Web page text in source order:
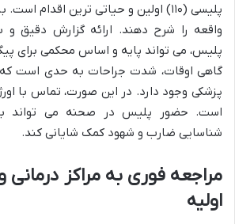
پلیسی (۱۱۰) اولین و حیاتی ترین اقدام
واقعه را شرح دهند. ارائه گزارش دقیق
پلیس، می تواند پایه و اساس محکمی برای
گاهی اوقات، شدت جراحات به حدی است که
است. حضور پلیس در صحنه می تواند
شناسایی ضارب و شهود کمک شایانی کند.
مراجعه فوری به مراکز
اولیه